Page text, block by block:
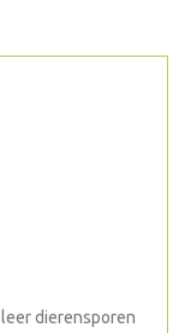
dierensporen